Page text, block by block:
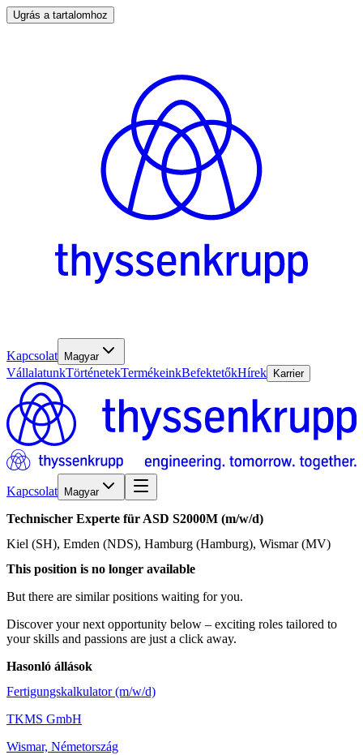
Ugrás a tartalomhoz
Kapcsolat Magyar
VállalatunkTörténetekTermékeinkBefektetőkHírek Karrier
Kapcsolat Magyar
Technischer Experte für ASD S2000M (m/w/d)
Kiel (SH), Emden (NDS), Hamburg (Hamburg), Wismar (MV)
This position is no longer available
But there are similar positions waiting for you.
Discover your next opportunity below – exciting roles tailored to
your skills and passions are just a click away.
Hasonló állások
Fertigungskalkulator (m/w/d)
TKMS GmbH
Wismar, Németország